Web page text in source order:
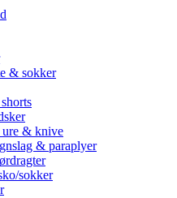
& sokker
ure & knive
& paraplyer
sokker